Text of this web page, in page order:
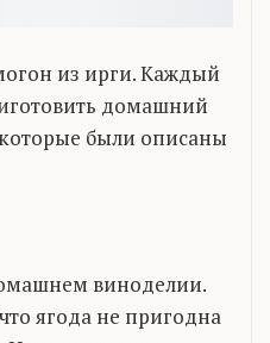
из ирги. Каждый
домашний
были описаны
виноделии.
ягода не пригодна